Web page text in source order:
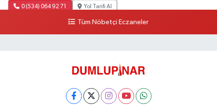
0 (534) 064 92 71 Yol Tarifi Al
Tüm Nöbetçi Eczaneler